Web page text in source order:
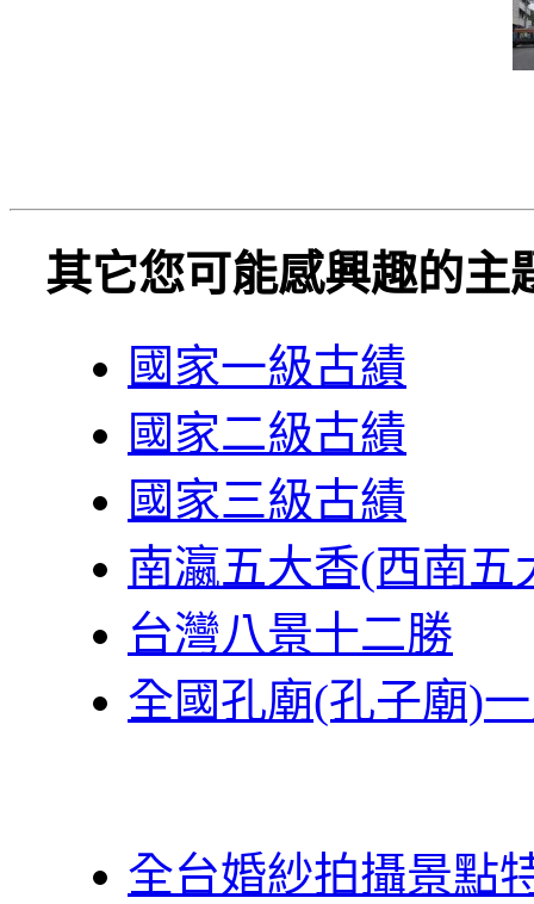
其它您可能感興趣的主
國家一級古績
國家二級古績
國家三級古績
南瀛五大香(西南五
台灣八景十二勝
全國孔廟(孔子廟)
全台婚紗拍攝景點